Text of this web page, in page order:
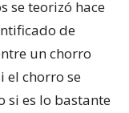
se teorizó hace
de
un chorro
el chorro se
si es lo bastante